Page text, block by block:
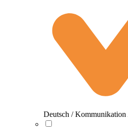
Deutsch / Kommunikation